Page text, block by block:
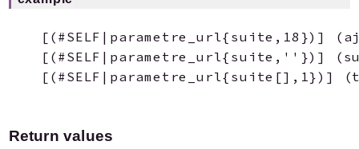
[(#SELF|parametre_url{suite,18})]
[(#SELF|parametre_url{suite,''})]
Return values